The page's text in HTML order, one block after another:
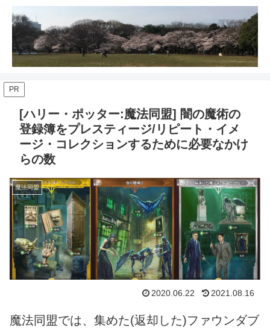
PR
[ハリー・ポッター:魔法同盟] 闇の魔術の
登録簿をプレスティージ/リピート・イメ
ージ・コレクションするために必要なかけ
らの数
魔法同盟
2020.06.22 2021.08.16
魔法同盟では、集めた(返却した)ファウンダブ